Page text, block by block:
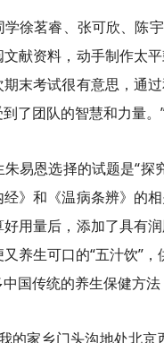
徐茗睿、张可欣、陈
献资料，动手制作太
末考试很有意思，通
了团队的智慧和力量。
易恩选择的试题是“
》和《温病条辨》的
用量后，添加了具有
养生可口的“五汁饮”
国传统的养生保健方
的家乡门头沟地处北